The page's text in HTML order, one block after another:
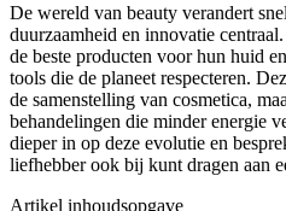
De wereld van beauty verandert
duurzaamheid en innovatie
de beste producten voor hun huid
tools die de planeet respecteren.
de samenstelling van cosmetica,
behandelingen die minder energie
dieper in op deze evolutie en
liefhebber ook bij kunt dragen aan
Artikel inhoudsopgave